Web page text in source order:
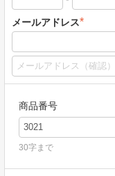
メールアドレス*
商品番号
30字まで